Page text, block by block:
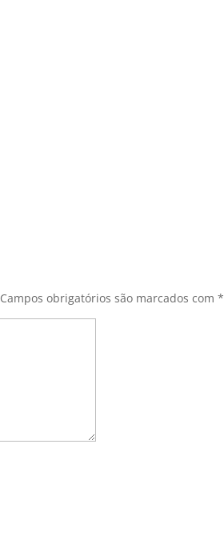
Campos obrigatórios são marcados com*